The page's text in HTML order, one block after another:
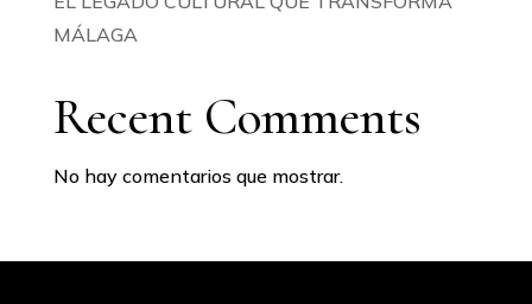
MÁLAGA
Recent Comments
No hay comentarios que mostrar.